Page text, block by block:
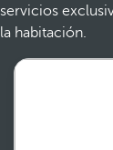
servicios
la habitación.